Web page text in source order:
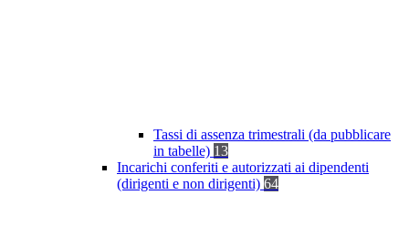
Tassi di assenza trimestrali (da pubblicare
in tabelle) 13
Incarichi conferiti e autorizzati ai dipendenti
(dirigenti e non dirigenti) 64